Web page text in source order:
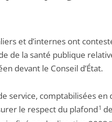
et d’internes ont
de la santé publique
devant le Conseil d’État.
service, comptabilisées en
le respect du plafond1